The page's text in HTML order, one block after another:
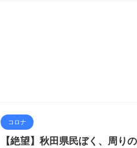
コロナ
【絶望】秋田県民ぼく、周り